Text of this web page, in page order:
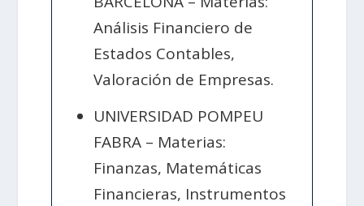
Análisis Financiero de
Estados Contables,
Valoración de Empresas.
UNIVERSIDAD POMPEU
FABRA – Materias:
Finanzas, Matemáticas
Financieras, Instrumentos